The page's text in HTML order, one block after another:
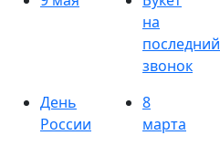
на
последний
звонок
День
России
8
марта